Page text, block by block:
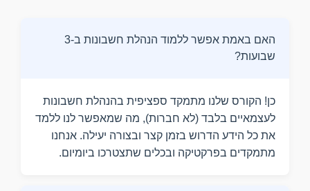
האם באמת אפשר ללמוד הנהלת חשבונות ב-3
שבועות?
כן! הקורס שלנו מתמקד ספציפית בהנהלת חשבונות
לעצמאיים בלבד (לא חברות), מה שמאפשר לנו ללמד
את כל הידע הדרוש בזמן קצר ובצורה יעילה. אנחנו
מתמקדים בפרקטיקה ובכלים שתצטרכו ביומיום.